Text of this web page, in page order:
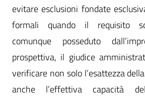
evitare esclusioni fondate
formali quando il requisito
comunque posseduto
prospettiva, il giudice
verificare non solo l’esattezza
anche l’effettiva capacità